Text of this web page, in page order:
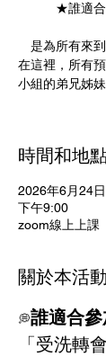
★誰適合
是為所有來
在這裡，所有
小組的弟兄姊
時間和地
2026年6月24
下午9:00
zoom線上上課
關於本活動
💭誰適合
「受洗轉